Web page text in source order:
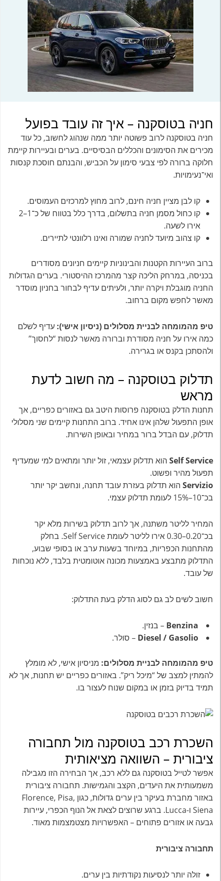
חניה בטוסקנה – איך זה עובד בפועל
חניה בטוסקנה לרוב פשוטה יותר ממה שנהוג לחשוב, כל עוד
מכירים את הסימונים והכללים הבסיסיים. בערים ובעיירות קיימת
חלוקה ברורה לפי צבעי סימון על הכביש, והבנתם חוסכת קנסות
ואי־נעימויות.
קו לבן מציין חניה חינם, לרוב מחוץ למרכזים העמוסים.
קו כחול מסמן חניה בתשלום, בדרך כלל בטווח של כ־1–2
אירו לשעה.
קו צהוב מיועד לחניה שמורה ואינו רלוונטי לתיירים.
ברוב העיירות הקטנות והבינוניות קיימים חניונים מסודרים
בכניסה, במרחק הליכה קצר מהמרכז ההיסטורי. בערים הגדולות
החניה מוגבלת ויקרה יותר, ולעיתים עדיף לבחור בחניון מוסדר
מאשר לחפש מקום ברחוב.
טיפ מהמומחה לבניית מסלולים (ניסיון אישי): עדיף לשלם
כמה אירו על חניה מסודרת וברורה מאשר לנסות “לחסוך”
ולהסתכן בקנס או בגרירה.
תדלוק בטוסקנה – מה חשוב לדעת
מראש
תחנות הדלק בטוסקנה פרוסות היטב גם באזורים כפריים, אך
אופן התפעול שלהן אינו אחיד. ברוב התחנות קיימים שני מסלולי
תדלוק, עם הבדל ברור במחיר ובאופן השירות.
Self Service הוא תדלוק עצמאי, זול יותר ומתאים למי שמעדיף
תפעול מהיר ופשוט.
Servizio הוא תדלוק בעזרת עובד תחנה, ונחשב יקר יותר
בכ־10–15% לעומת תדלוק עצמי.
המחיר לליטר משתנה, אך לרוב תדלוק בשירות מלא יקר
בכ־0.20–0.30 אירו לליטר לעומת Self Service. בחלק
מהתחנות הכפריות, במיוחד בשעות ערב או בסופי שבוע,
התדלוק מתבצע באמצעות מכונה אוטומטית בלבד, ללא נוכחות
של עובד.
חשוב לשים לב גם לסוג הדלק בעת התדלוק:
Benzina – בנזין.
Diesel / Gasolio – סולר.
טיפ מהמומחה לבניית מסלולים: מניסיון אישי, לא מומלץ
להמתין למצב של “מיכל ריק”. באזורים כפריים יש תחנות, אך לא
תמיד בדיוק בזמן או במקום שנוח לעצור בו.
השכרת רכב בטוסקנה מול תחבורה
ציבורית – השוואה מציאותית
אפשר לטייל בטוסקנה גם ללא רכב, אך הבחירה הזו מגבילה
משמעותית את היעדים, הקצב והגמישות. תחבורה ציבורית
באזור מחברת בעיקר בין ערים גדולות, כגון Florence, Pisa,
Siena ו-Lucca. ברגע שרוצים לצאת אל הנוף הכפרי, עיירות
גבעה או אזורים פתוחים – האפשרויות מצטמצמות מאוד.
תחבורה ציבורית
זולה יותר לנסיעות נקודתיות בין ערים.